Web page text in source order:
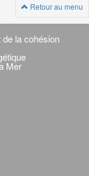
Retour au menu
de la cohésion
Mer